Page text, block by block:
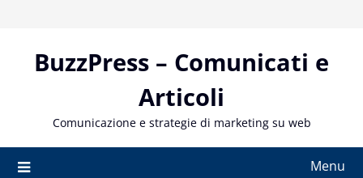
contentBuzzPress – Comunicati e
Articoli
Comunicazione e strategie di marketing su web
Menu